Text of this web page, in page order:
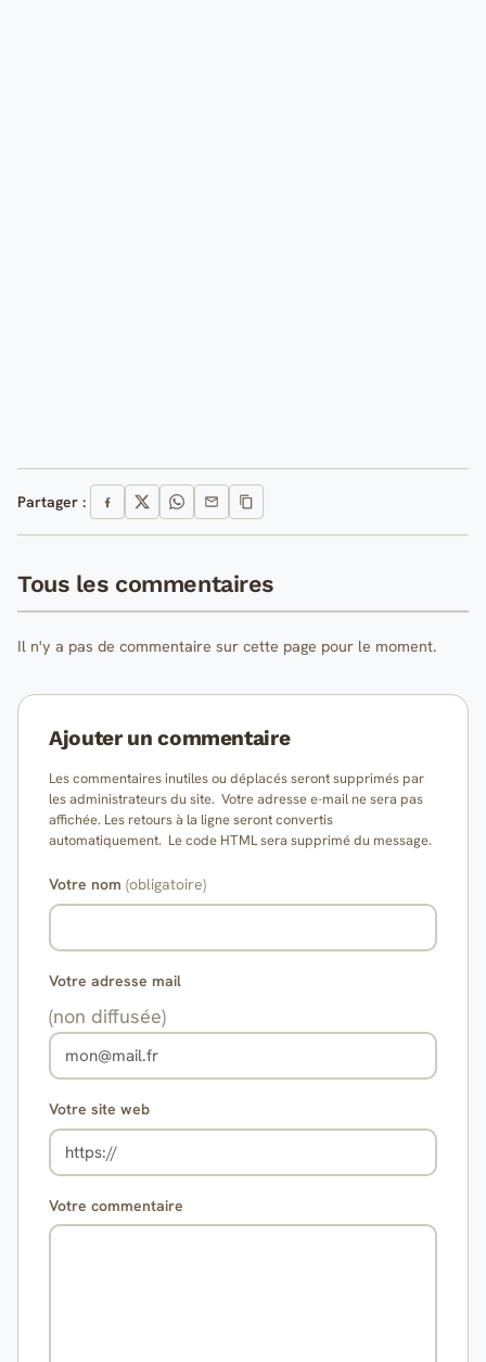
Partager :
Tous les commentaires
Il n'y a pas de commentaire sur cette page pour le moment.
Ajouter un commentaire
Les commentaires inutiles ou déplacés seront supprimés par
les administrateurs du site. Votre adresse e-mail ne sera pas
affichée. Les retours à la ligne seront convertis
automatiquement. Le code HTML sera supprimé du message.
Votre nom (obligatoire)
Votre adresse mail
(non diffusée)
Votre site web
Votre commentaire